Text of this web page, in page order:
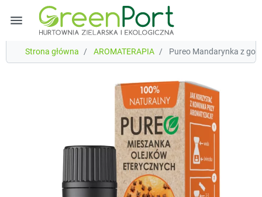
menu
Strona główna AROMATERAPIA Pureo Mandarynka z